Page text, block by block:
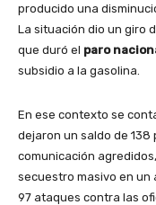
producido una
La situación dio un giro
que duró el paro
subsidio a la gasolina.
En ese contexto se
dejaron un saldo de
comunicación
secuestro masivo en un
97 ataques contra las